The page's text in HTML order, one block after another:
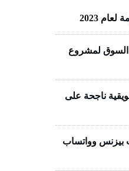
لمشروع
ناجحة على
بيزنس وواتساب